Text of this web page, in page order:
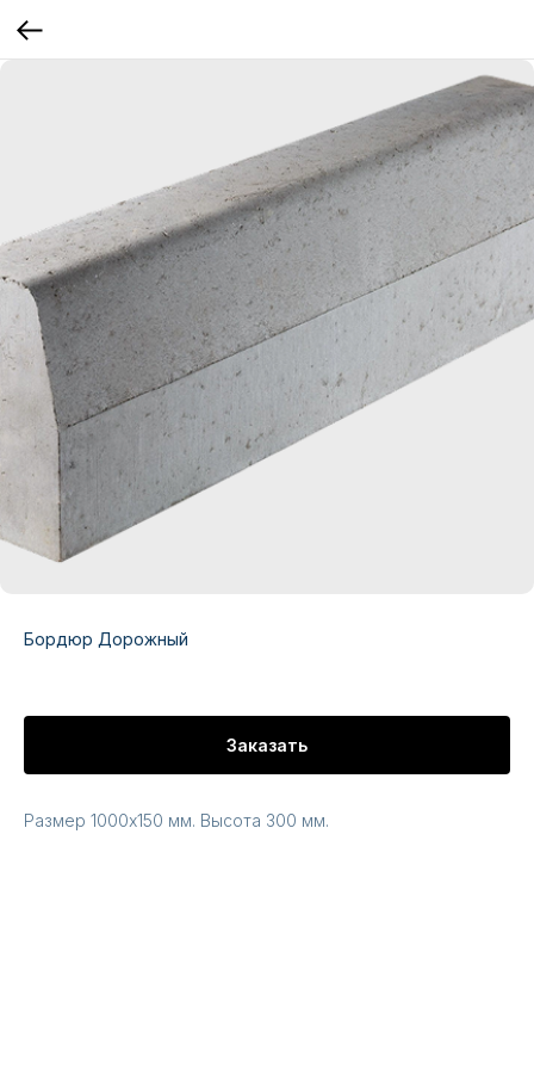
Бордюр Дорожный
Заказать
Размер 1000х150 мм. Высота 300 мм.